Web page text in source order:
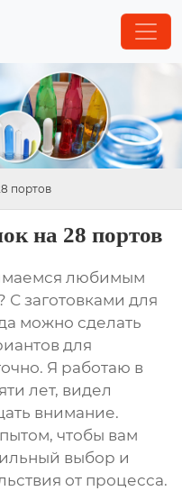
портов
на 28 портов
любимым
Сзаготовками для
можно сделать
для
Я работаю в
лет, видел
внимание.
чтобы вам
выбор и
от процесса.